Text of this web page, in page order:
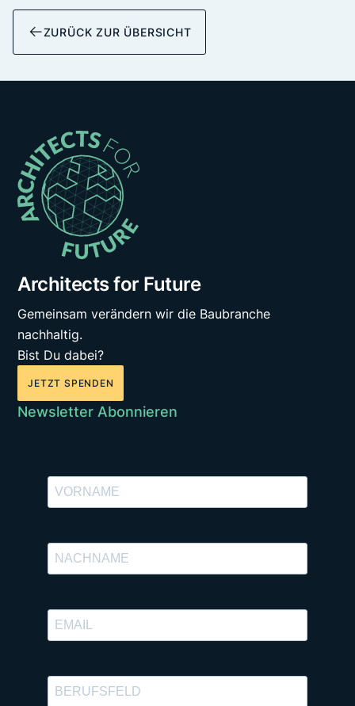
ZURÜCK ZUR ÜBERSICHT
Architects for Future
Gemeinsam verändern wir die Baubranche
nachhaltig.
Bist Du dabei?
JETZT SPENDEN
Newsletter Abonnieren